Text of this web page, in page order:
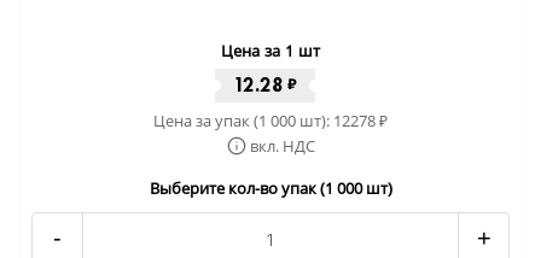
Цена за 1 шт
12.28 ₽
Цена за упак (1 000 шт): 12278₽
вкл. НДС
Выберите кол-во упак (1 000 шт)
- +